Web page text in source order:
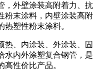
，外壁涂装高附着力、抗
粉末涂料，内壁涂装高附
塑性粉末涂料。
热、内涂装、外涂装、固
水内外涂塑复合钢管，是
高性价比产品。